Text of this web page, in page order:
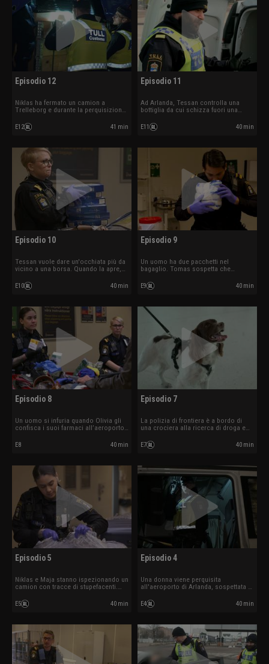
Episodio 12
Niklas ha fermato un camion a
Trelleborg e durante la perquisizione
un sospetto fabbricante di bombe.
E12 41 min
Episodio 11
Ad Arlanda, Tessan controlla una
bottiglia da cui schizza fuori una
peperoncino. Timor trova un sacco di
alcolici e sospetta un caso di
E11 40 min
Episodio 10
Tessan vuole dare un'occhiata più da
vicino a una borsa. Quando la apre,
E10 40 min
Episodio 9
Un uomo ha due pacchetti nel
bagaglio. Tomas sospetta che
controllo a Malmö uno dei
passeggeri cerca di ingoiare della
E9 40 min
Episodio 8
Un uomo si infuria quando Olivia gli
confisca i suoi farmaci all’aeroporto
frontiera trova un nascondiglio in un
camion.
E8 40 min
Episodio 7
La polizia di frontiera è a bordo di
una crociera alla ricerca di droga e
Casper fiuti qualcosa.
E7 40 min
Episodio 5
Niklas e Maja stanno ispezionando un
camion con tracce di stupefacenti.
da vicino un tappeto arrotolato.
E5 40 min
Episodio 4
Una donna viene perquisita
all'aeroporto di Arlanda, sospettata di
un autista che mente su ciò che sta
trasportando.
E4 40 min